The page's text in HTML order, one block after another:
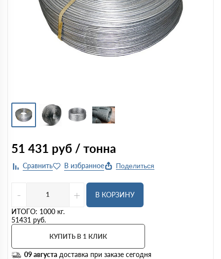
51 431 руб / тонна
Поделиться
- +
В КОРЗИНУ
ИТОГО: 1000 кг.
51431 руб.
КУПИТЬ В 1 КЛИК
09 августа доставка при заказе сегодня